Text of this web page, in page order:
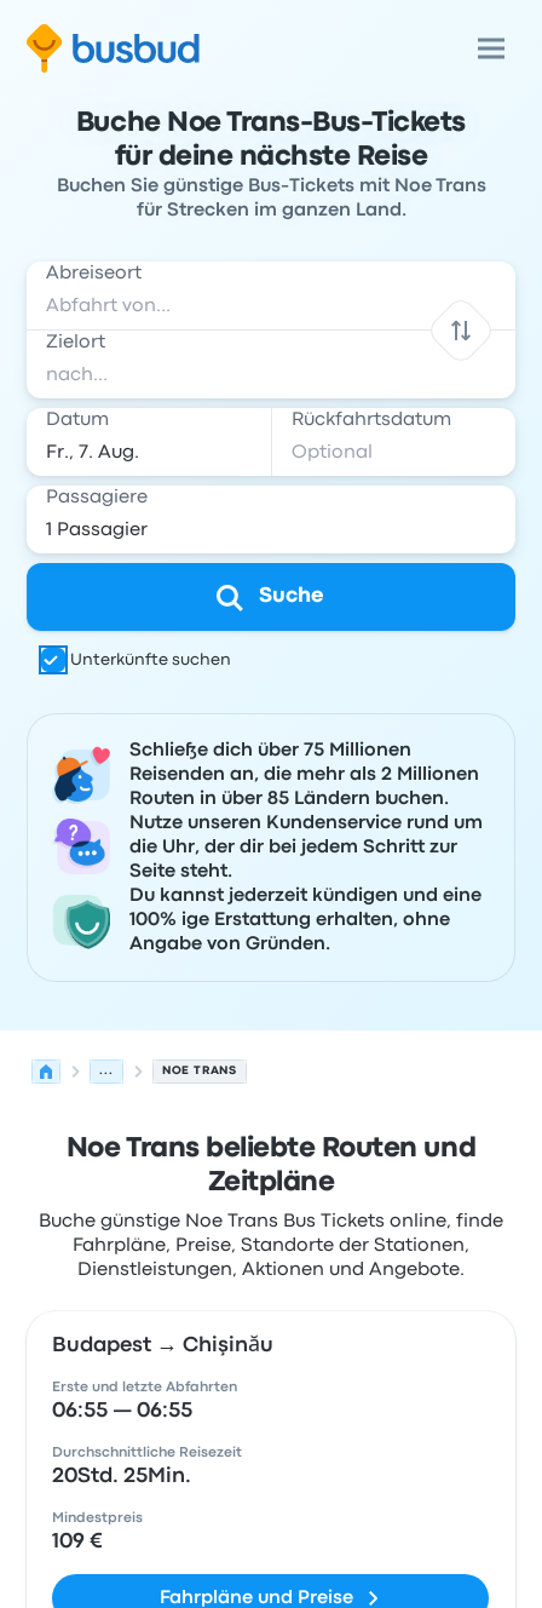
Buche Noe Trans-Bus-Tickets
für deine nächste Reise
Buchen Sie günstige Bus-Tickets mit Noe Trans
für Strecken im ganzen Land.
Abreiseort
Zielort
Datum Rückfahrtsdatum
Passagiere
Suche
Unterkünfte suchen
Schließe dich über 75 Millionen
Reisenden an, die mehr als 2 Millionen
Routen in über 85 Ländern buchen.
Nutze unseren Kundenservice rund um
die Uhr, der dir bei jedem Schritt zur
Seite steht.
Du kannst jederzeit kündigen und eine
100% ige Erstattung erhalten, ohne
Angabe von Gründen.
... NOE TRANS
Noe Trans beliebte Routen und
Zeitpläne
Buche günstige Noe Trans Bus Tickets online, finde
Fahrpläne, Preise, Standorte der Stationen,
Dienstleistungen, Aktionen und Angebote.
Budapest → Chişinău
Erste und letzte Abfahrten
06:55 — 06:55
Durchschnittliche Reisezeit
20Std. 25Min.
Mindestpreis
109 €
Fahrpläne und Preise